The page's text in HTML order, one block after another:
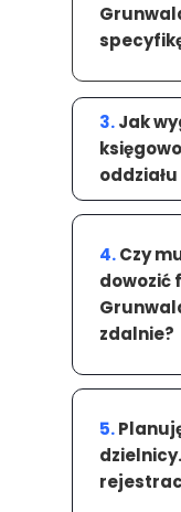
5.
4.Czy
dowozić
zdalnie?
3.Jak